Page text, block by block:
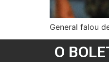
General falou
O